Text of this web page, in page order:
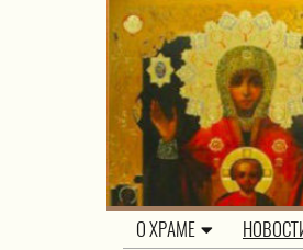
О ХРАМЕ